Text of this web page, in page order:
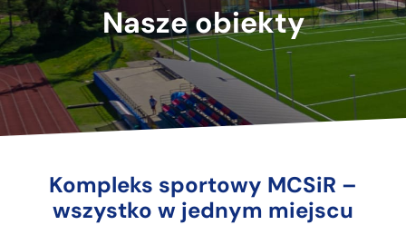
O nas
Nasze obiekty
Cennik
Rezerwacja kortu
Nasze obiekty
Kompleks sportowy MCSiR –
wszystko w jednym miejscu